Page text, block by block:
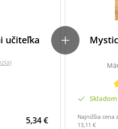
učiteľka
)
5,34 €
Skladom
Najnižšia cena
13,11 €